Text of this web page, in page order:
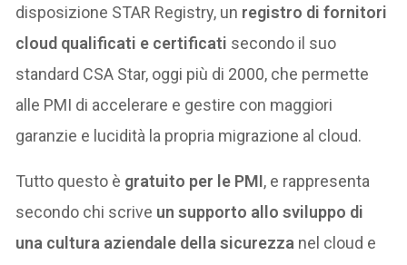
disposizione STAR Registry, un registro di fornitori
cloud qualificati e certificati secondo il suo
standard CSA Star, oggi più di 2000, che permette
alle PMI di accelerare e gestire con maggiori
garanzie e lucidità la propria migrazione al cloud.
Tutto questo è gratuito per le PMI, e rappresenta
secondo chi scrive un supporto allo sviluppo di
una cultura aziendale della sicurezza nel cloud e